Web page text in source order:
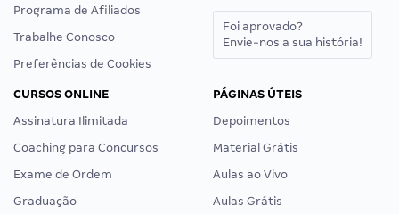
Programa de Afiliados
Trabalhe Conosco
Preferências de Cookies
Foi aprovado?
Envie-nos a sua história!
CURSOS ONLINE
Assinatura Ilimitada
Coaching para Concursos
Exame de Ordem
Graduação
PÁGINAS ÚTEIS
Depoimentos
Material Grátis
Aulas ao Vivo
Aulas Grátis